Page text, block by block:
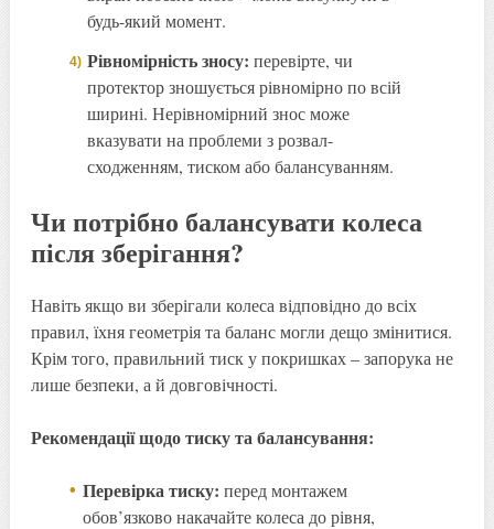
будь-який момент.
Рівномірність зносу: перевірте, чи
протектор зношується рівномірно по всій
ширині. Нерівномірний знос може
вказувати на проблеми з розвал-
сходженням, тиском або балансуванням.
Чи потрібно балансувати колеса
після зберігання?
Навіть якщо ви зберігали колеса відповідно до всіх
правил, їхня геометрія та баланс могли дещо змінитися.
Крім того, правильний тиск у покришках – запорука не
лише безпеки, а й довговічності.
Рекомендації щодо тиску та балансування:
Перевірка тиску: перед монтажем
обов’язково накачайте колеса до рівня,